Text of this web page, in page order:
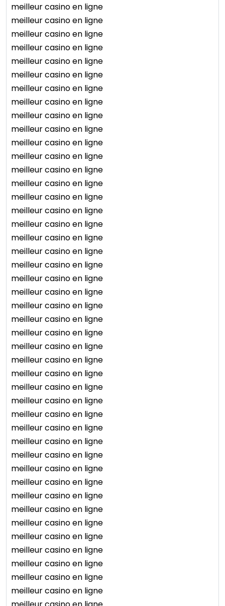
meilleur casino en ligne
meilleur casino en ligne
meilleur casino en ligne
meilleur casino en ligne
meilleur casino en ligne
meilleur casino en ligne
meilleur casino en ligne
meilleur casino en ligne
meilleur casino en ligne
meilleur casino en ligne
meilleur casino en ligne
meilleur casino en ligne
meilleur casino en ligne
meilleur casino en ligne
meilleur casino en ligne
meilleur casino en ligne
meilleur casino en ligne
meilleur casino en ligne
meilleur casino en ligne
meilleur casino en ligne
meilleur casino en ligne
meilleur casino en ligne
meilleur casino en ligne
meilleur casino en ligne
meilleur casino en ligne
meilleur casino en ligne
meilleur casino en ligne
meilleur casino en ligne
meilleur casino en ligne
meilleur casino en ligne
meilleur casino en ligne
meilleur casino en ligne
meilleur casino en ligne
meilleur casino en ligne
meilleur casino en ligne
meilleur casino en ligne
meilleur casino en ligne
meilleur casino en ligne
meilleur casino en ligne
meilleur casino en ligne
meilleur casino en ligne
meilleur casino en ligne
meilleur casino en ligne
meilleur casino en ligne